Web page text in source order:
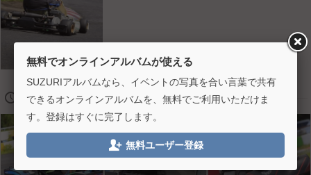
🕔 2024/07/03 16:00
無料でオンラインアルバムが使える
SUZURIアルバムなら、イベントの写真を合い言葉で共有
できるオンラインアルバムを、無料でご利用いただけま
す。登録はすぐに完了します。
 無料ユーザー登録